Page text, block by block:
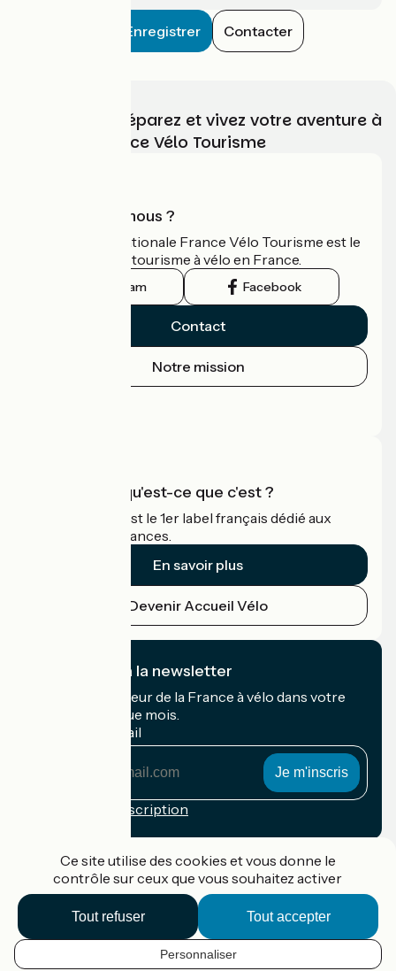
FR
Enregistrer Contacter
Choisissez, préparez et vivez votre aventure à
vélo avec France Vélo Tourisme
Qui sommes-nous ?
L'association nationale France Vélo Tourisme est le
guide officiel du tourisme à vélo en France.
Instagram Facebook
Contact
Notre mission
Accueil Vélo qu'est-ce que c'est ?
Accueil Vélo c'est le 1er label français dédié aux
cyclistes en vacances.
En savoir plus
Devenir Accueil Vélo
Je m'abonne à la newsletter
Recevez le meilleur de la France à vélo dans votre
boîte mail chaque mois.
Mon adresse mail
Conditions d'inscription
Accueil Vélo Pro
Contact
Mentions légales
Ce site utilise des cookies et vous donne le
contrôle sur ceux que vous souhaitez activer
Tout accepter
Tout refuser
Personnaliser